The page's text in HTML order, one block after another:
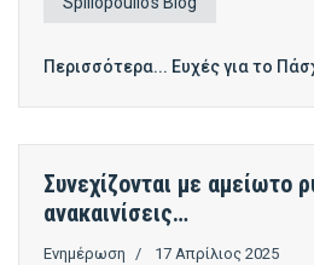
Περισσότερα... Ευχές για το
Συνεχίζονται με αμείωτο
ανακαινίσεις…
Ενημέρωση 17 Απρίλιος 2025